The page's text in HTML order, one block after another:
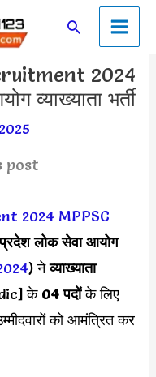
SearchMain
Menu
2024
व्याख्याता भर्ती
post
2024 MPPSC
लोक सेवा आयोग
) नेव्याख्याता
के 04 पदोंके लिए
को आमंत्रित कर